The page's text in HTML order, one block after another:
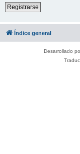
Registrarse
Índice general
Desarrollado